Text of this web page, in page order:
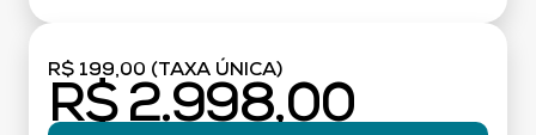
R$ 199,00 (TAXA ÚNICA)
R$ 2.998,00